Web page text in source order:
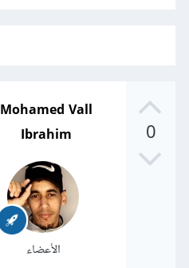
0
Mohamed Vall
Ibrahim
الأعضاء